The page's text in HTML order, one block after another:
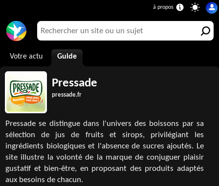
Votre actu Guide
Pressade
pressade.fr
Pressade se distingue dans l'univers des boissons par sa
sélection de jus de fruits et sirops, privilégiant les
ingrédients biologiques et l'absence de sucres ajoutés. Le
site illustre la volonté de la marque de conjuguer plaisir
gustatif et bien-être, en proposant des produits adaptés
aux besoins de chacun.